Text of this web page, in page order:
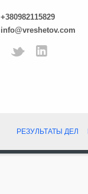
+380982115829
info@vreshetov.com
РЕЗУЛЬТАТЫ ДЕЛ